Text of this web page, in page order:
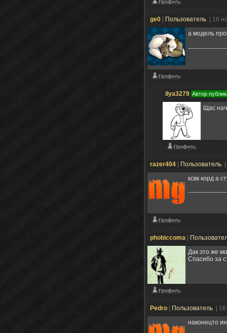
ge0 Пользователь | 16
а модель
ilya3279 Автор
Щас
razer404 Пользователь
ксвк корд а
phobiccoma
Дак это же
Спасибо за
Pedro Пользователь |
наконецто